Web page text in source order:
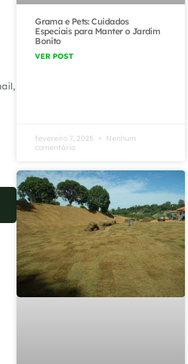
Grama e Pets: Cuidados
Especiais para Manter o Jardim
Bonito
VER POST
fevereiro 7, 2025
Nenhum
comentário